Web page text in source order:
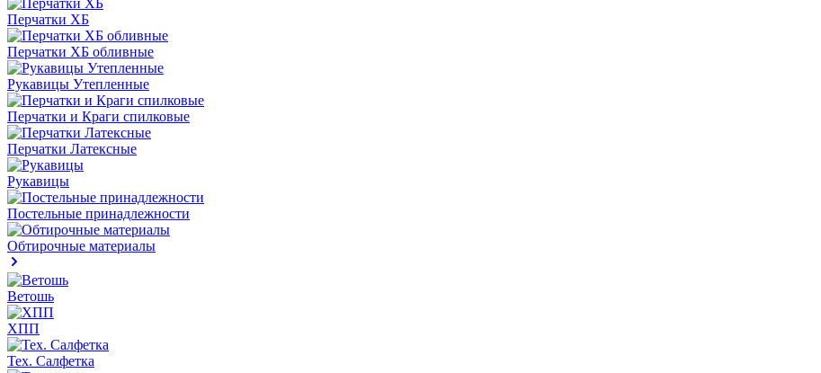
Перчатки ХБ
Перчатки ХБ обливные
Рукавицы Утепленные
Перчатки и Краги спилковые
Перчатки Латексные
Рукавицы
Постельные принадлежности
Обтирочные материалы
Ветошь
ХПП
Тех. Салфетка